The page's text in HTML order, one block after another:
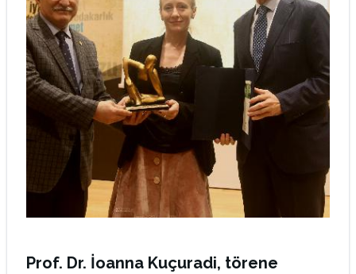
Prof. Dr. İoanna Kuçuradi, törene